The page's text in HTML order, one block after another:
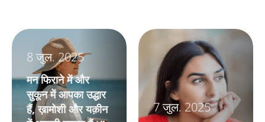
8 जुल. 2025
मन फिराने में और
सुकून में आपका उद्धार
हैं, ख़ामोशी और यक़ीन
7 जुल. 2025